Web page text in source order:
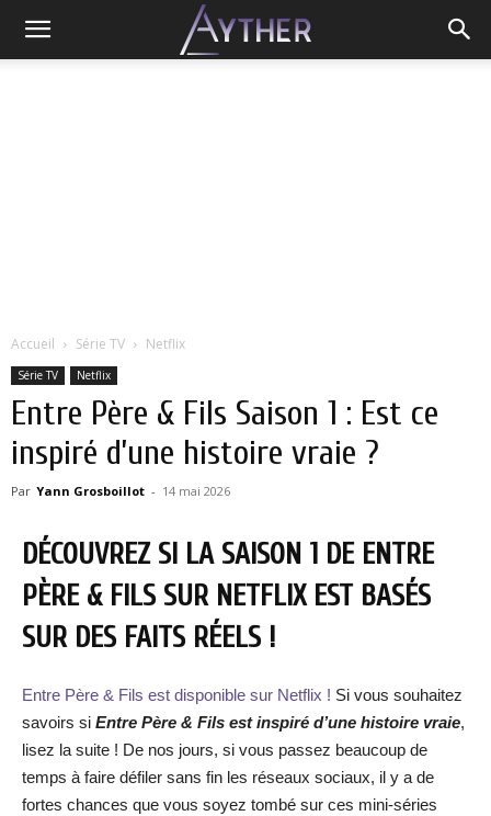
Accueil Série TV Netflix
Série TV Netflix
Entre Père & Fils Saison 1 : Est ce
inspiré d’une histoire vraie ?
Par Yann Grosboillot - 14 mai 2026
DÉCOUVREZ SI LA SAISON 1 DE ENTRE
PÈRE & FILS SUR NETFLIX EST BASÉS
SUR DES FAITS RÉELS !
Entre Père & Fils est disponible sur Netflix ! Si vous souhaitez
savoirs si Entre Père & Fils est inspiré d’une histoire vraie,
lisez la suite ! De nos jours, si vous passez beaucoup de
temps à faire défiler sans fin les réseaux sociaux, il y a de
fortes chances que vous soyez tombé sur ces mini-séries